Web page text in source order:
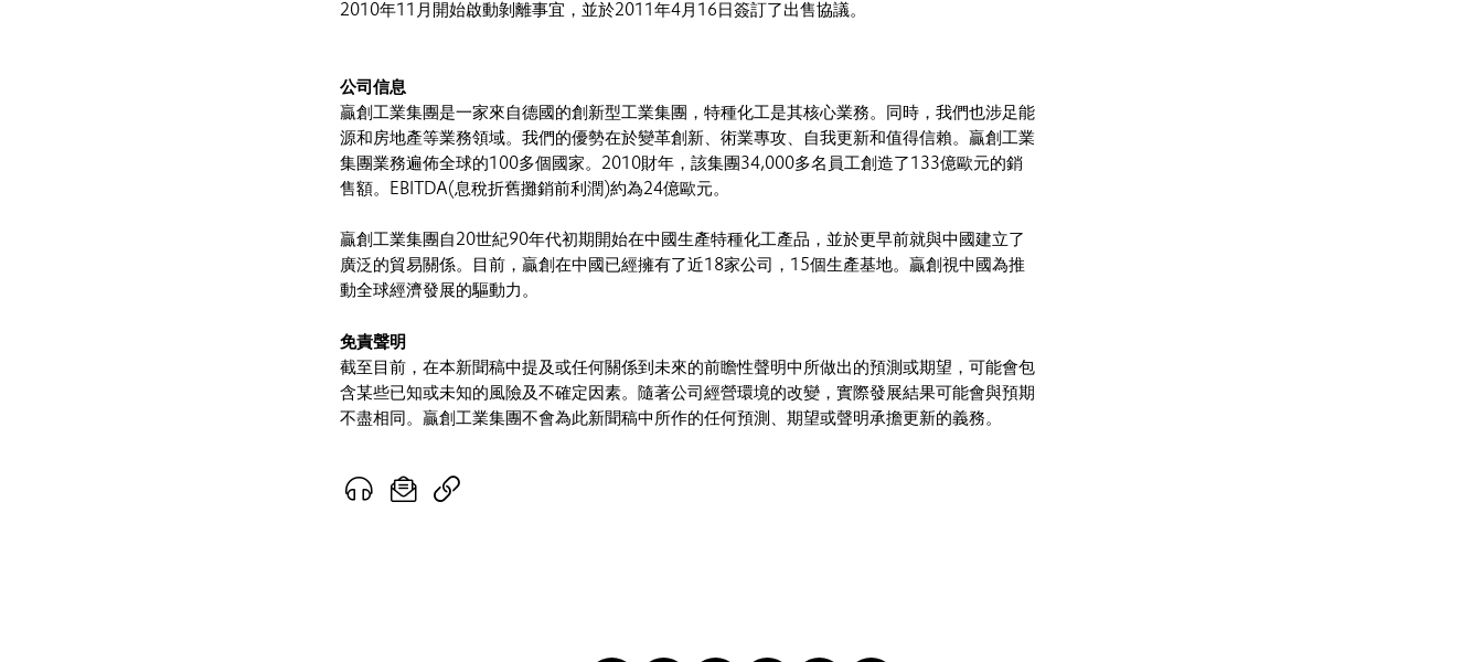
2010年11月開始啟動剝離事宜，並於2011年4月16日簽訂了出售協議。
公司信息
贏創工業集團是一家來自德國的創新型工業集團，特種化工是其核心業務。同時，我們也涉足能
源和房地產等業務領域。我們的優勢在於變革創新、術業專攻、自我更新和值得信賴。贏創工業
集團業務遍佈全球的100多個國家。2010財年，該集團34,000多名員工創造了133億歐元的銷
售額。EBITDA(息稅折舊攤銷前利潤)約為24億歐元。
贏創工業集團自20世紀90年代初期開始在中國生產特種化工產品，並於更早前就與中國建立了
廣泛的貿易關係。目前，贏創在中國已經擁有了近18家公司，15個生產基地。贏創視中國為推
動全球經濟發展的驅動力。
免責聲明
截至目前，在本新聞稿中提及或任何關係到未來的前瞻性聲明中所做出的預測或期望，可能會包
含某些已知或未知的風險及不確定因素。隨著公司經營環境的改變，實際發展結果可能會與預期
不盡相同。贏創工業集團不會為此新聞稿中所作的任何預測、期望或聲明承擔更新的義務。